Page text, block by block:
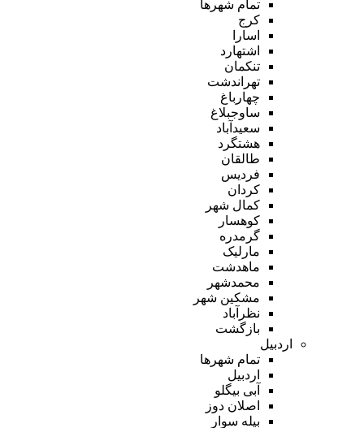
تمام شهر‌ها
کرج
اسارا
اشتهارد
تنکمان
تهراندشت
چهارباغ
ساوجبلاغ
سعیدآباد
هشتگرد
طالقان
فردیس
کردان
کمال شهر
کوهسار
گرمدره
مارلیک
ماهدشت
محمدشهر
مشکین شهر
نظرآباد
بازگشت
اردبیل
تمام شهر‌ها
اردبیل
آبی بیگلو
اصلان دوز
بیله سوار